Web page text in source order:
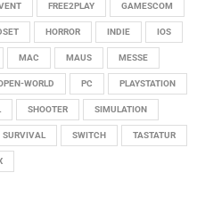
FREE2PLAY GAMESCOM
HORROR INDIE IOS
MAC MAUS MESSE
WORLD PC PLAYSTATION
SHOOTER SIMULATION
SURVIVAL SWITCH TASTATUR